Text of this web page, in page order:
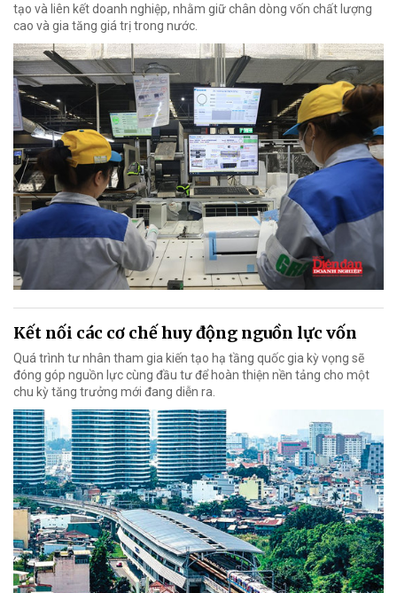
tạo và liên kết doanh nghiệp, nhằm giữ chân dòng vốn chất lượng
cao và gia tăng giá trị trong nước.
Kết nối các cơ chế huy động nguồn lực vốn
Quá trình tư nhân tham gia kiến tạo hạ tầng quốc gia kỳ vọng sẽ
đóng góp nguồn lực cùng đầu tư để hoàn thiện nền tảng cho một
chu kỳ tăng trưởng mới đang diễn ra.